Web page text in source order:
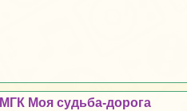
МГК Моя судьба-дорога